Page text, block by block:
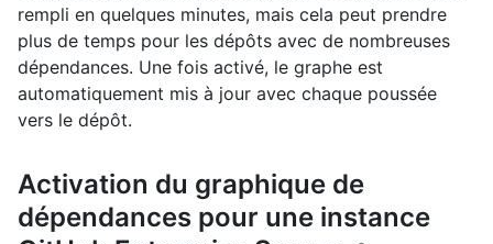
rempli en quelques minutes, mais cela peut prendre
plus de temps pour les dépôts avec de nombreuses
dépendances. Une fois activé, le graphe est
automatiquement mis à jour avec chaque poussée
vers le dépôt.
Activation du graphique de
dépendances pour une instance